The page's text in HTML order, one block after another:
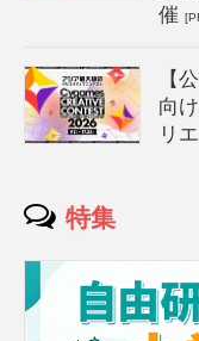
催
【
向
リ
特集